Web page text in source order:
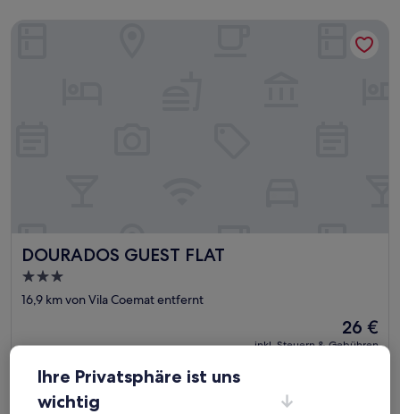
DOURADOS GUEST FLAT
DOURADOS GUEST FLAT
3.0-
Sterne-
16,9 km von Vila Coemat entfernt
Der
Preis
26 €
inkl. Steuern & Gebühren
DOURADOS GUEST FLAT PEDRA BONITA
Ihre Privatsphäre ist uns
wichtig